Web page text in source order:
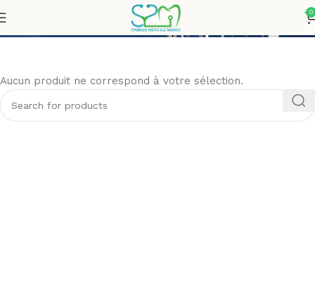
0
Extraction
Aucun produit ne correspond à votre sélection.